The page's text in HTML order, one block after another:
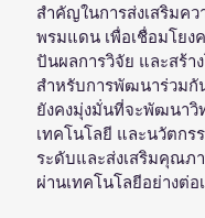
สำคัญในการส่งเสริมค
พรมแดน เพื่อเชื่อมโยง
ปันผลการวิจัย และสร้า
สำหรับการพัฒนาร่วมกั
ยังคงมุ่งมั่นที่จะพัฒนาวิ
เทคโนโลยี และนวัตกร
ระดับและส่งเสริมคุณภ
ผ่านเทคโนโลยีอย่างต่อ